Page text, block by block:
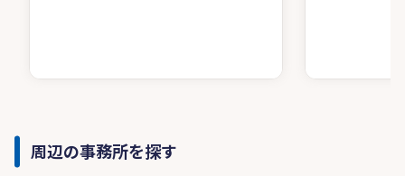
周辺の事務所を探す